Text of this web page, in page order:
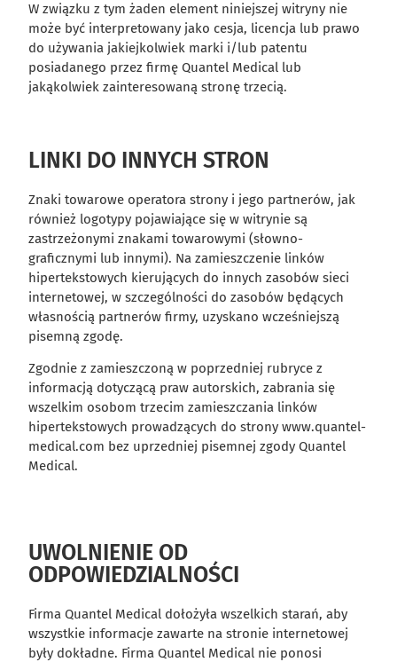
W związku z tym żaden element niniejszej witryny nie
może być interpretowany jako cesja, licencja lub prawo
do używania jakiejkolwiek marki i/lub patentu
posiadanego przez firmę Quantel Medical lub
jakąkolwiek zainteresowaną stronę trzecią.
LINKI DO INNYCH STRON
Znaki towarowe operatora strony i jego partnerów, jak
również logotypy pojawiające się w witrynie są
zastrzeżonymi znakami towarowymi (słowno-
graficznymi lub innymi). Na zamieszczenie linków
hipertekstowych kierujących do innych zasobów sieci
internetowej, w szczególności do zasobów będących
własnością partnerów firmy, uzyskano wcześniejszą
pisemną zgodę.
Zgodnie z zamieszczoną w poprzedniej rubryce z
informacją dotyczącą praw autorskich, zabrania się
wszelkim osobom trzecim zamieszczania linków
hipertekstowych prowadzących do strony www.quantel-
medical.com bez uprzedniej pisemnej zgody Quantel
Medical.
UWOLNIENIE OD
ODPOWIEDZIALNOŚCI
Firma Quantel Medical dołożyła wszelkich starań, aby
wszystkie informacje zawarte na stronie internetowej
były dokładne. Firma Quantel Medical nie ponosi